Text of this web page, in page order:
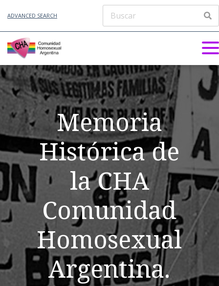
ADVANCED SEARCH
Memoria
Histórica de
la CHA
Comunidad
Homosexual
Argentina.